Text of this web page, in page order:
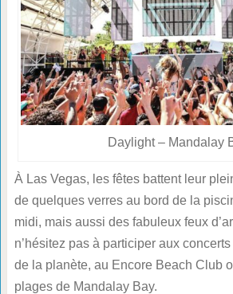
Daylight – Mandalay
À Las Vegas, les fêtes battent leur
de quelques verres au bord de la
midi, mais aussi des fabuleux feux
n’hésitez pas à participer aux
de la planète, au Encore Beach Club
plages de Mandalay Bay.